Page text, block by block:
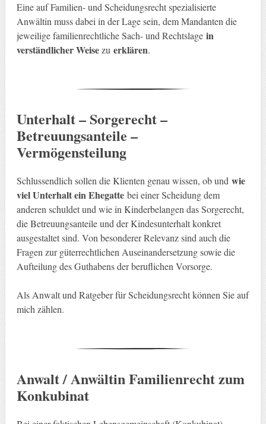
Eine auf Familien- und Scheidungsrecht spezialisierte
Anwältin muss dabei in der Lage sein, dem Mandanten die
jeweilige familienrechtliche Sach- und Rechtslage in
verständlicher Weisezu erklären.
Unterhalt – Sorgerecht –
Betreuungsanteile –
Vermögensteilung
Schlussendlich sollen die Klienten genau wissen, ob und wie
viel Unterhalt ein Ehegattebei einer Scheidung dem
anderen schuldet und wie in Kinderbelangen das Sorgerecht,
die Betreuungsanteile und der Kindesunterhalt konkret
ausgestaltet sind. Von besonderer Relevanz sind auch die
Fragen zur güterrechtlichen Auseinandersetzung sowie die
Aufteilung des Guthabens der beruflichen Vorsorge.
Als Anwalt und Ratgeber für Scheidungsrecht können Sie auf
mich zählen.
Anwalt / Anwältin Familienrecht zum
Konkubinat